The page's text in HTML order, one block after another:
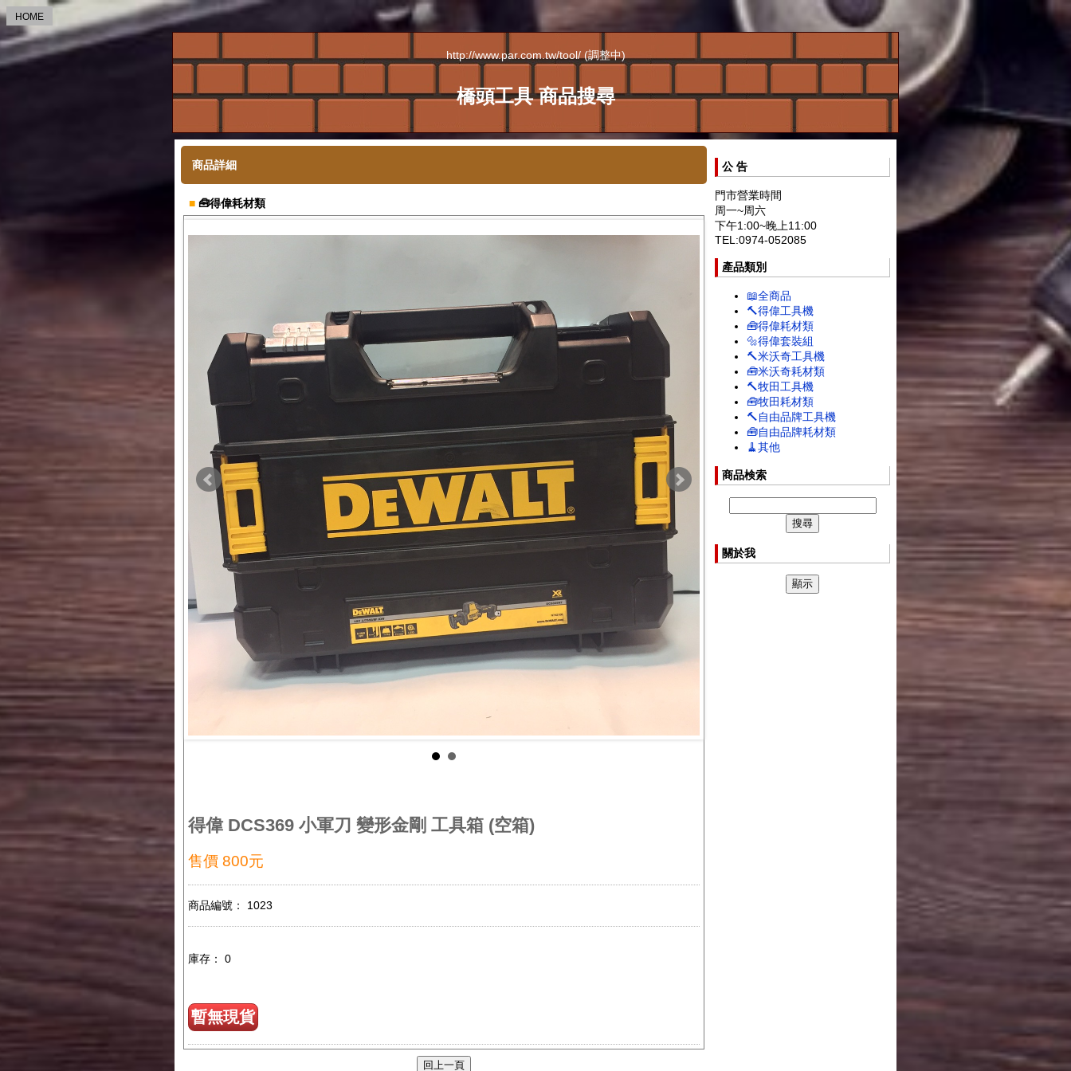
HOME
http://www.par.com.tw/tool/ (調整中)
橋頭工具 商品搜尋
商品詳細
■ 🧰得偉耗材類
得偉 DCS369 小軍刀 變形金剛 工具箱 (空箱)
售價 800元
商品編號： 1023
庫存： 0
暫無現貨
公 告
門市營業時間
周一~周六
下午1:00~晚上11:00
TEL:0974-052085
產品類別
📖全商品
🔨得偉工具機
🧰得偉耗材類
🔩得偉套裝組
🔨米沃奇工具機
🧰米沃奇耗材類
🔨牧田工具機
🧰牧田耗材類
🔨自由品牌工具機
🧰自由品牌耗材類
🧹其他
商品検索
關於我